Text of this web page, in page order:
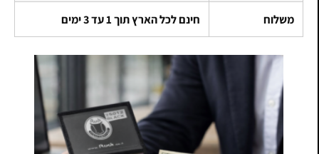
משלוח חינם לכל הארץ תוך 1 עד 3 ימים